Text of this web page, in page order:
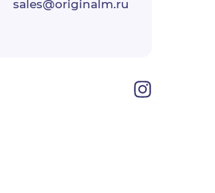
sales@originalm.ru